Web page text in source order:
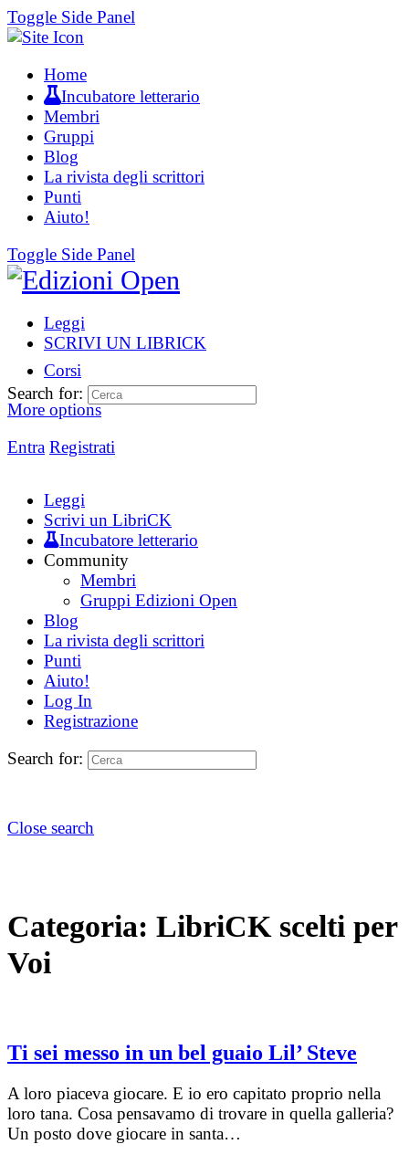
Toggle Side Panel
Home
Incubatore letterario
Membri
Gruppi
Blog
La rivista degli scrittori
Punti
Aiuto!
Toggle Side Panel
Leggi
SCRIVI UN LIBRICK
Corsi
More options
Entra Registrati
Search for:
Leggi
Scrivi un LibriCK
Incubatore letterario
Community
Membri
Gruppi Edizioni Open
Blog
La rivista degli scrittori
Punti
Aiuto!
Log In
Registrazione
Search for:
Close search
Categoria: LibriCK scelti per
Voi
Ti sei messo in un bel guaio Lil’ Steve
A loro piaceva giocare. E io ero capitato proprio nella
loro tana. Cosa pensavamo di trovare in quella galleria?
Un posto dove giocare in santa…